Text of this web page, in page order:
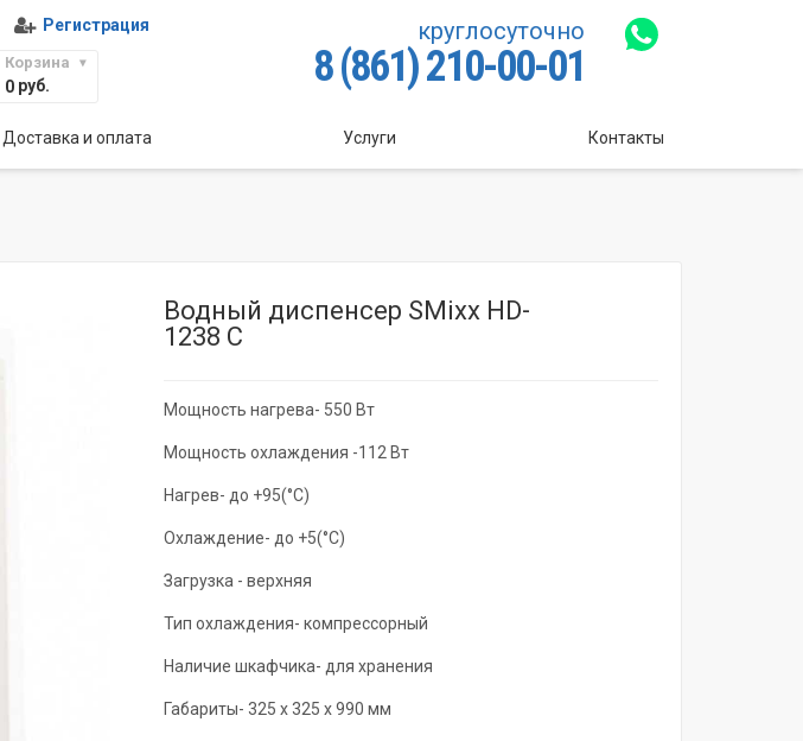
Регистрация
Корзина
0руб.
круглосуточно
8 (861) 210-00-01
Доставка и оплата Услуги Контакты
Водный диспенсер SMixx HD-
1238 C
Мощность нагрева- 550 Вт
Мощность охлаждения -112 Вт
Нагрев- до +95(°С)
Охлаждение- до +5(°С)
Загрузка - верхняя
Тип охлаждения- компрессорный
Наличие шкафчика- для хранения
Габариты- 325 х 325 х 990 мм